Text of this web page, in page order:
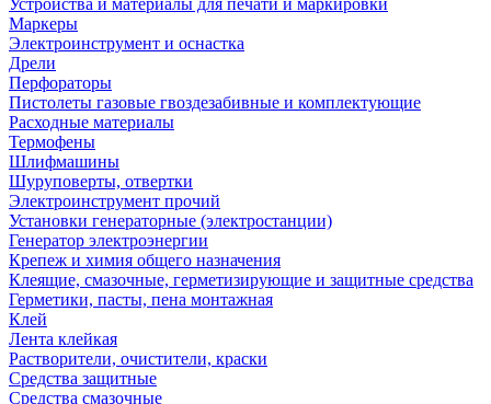
Устройства и материалы для печати и маркировки
Маркеры
Электроинструмент и оснастка
Дрели
Перфораторы
Пистолеты газовые гвоздезабивные и комплектующие
Расходные материалы
Термофены
Шлифмашины
Шуруповерты, отвертки
Электроинструмент прочий
Установки генераторные (электростанции)
Генератор электроэнергии
Крепеж и химия общего назначения
Клеящие, смазочные, герметизирующие и защитные средства
Герметики, пасты, пена монтажная
Клей
Лента клейкая
Растворители, очистители, краски
Средства защитные
Средства смазочные